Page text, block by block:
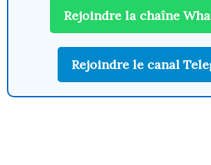
Rejoindre la chaîne
Rejoindre le canal